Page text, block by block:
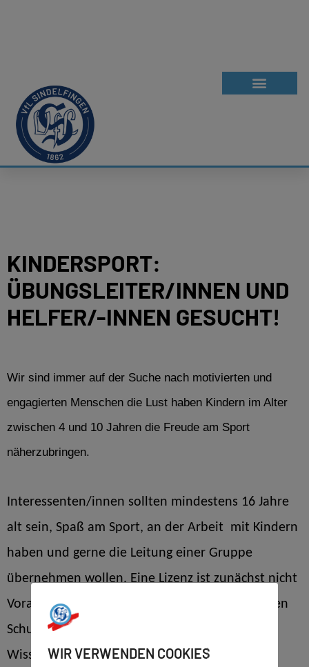
KINDERSPORT:
ÜBUNGSLEITER/INNEN UND
HELFER/-INNEN GESUCHT!
Wir sind immer auf der Suche nach motivierten und
engagierten Menschen die Lust haben Kindern im Alter
zwischen 4 und 10 Jahren die Freude am Sport
näherzubringen.
Interessenten/innen sollten mindestens 16 Jahre
alt sein, Spaß am Sport, an der Arbeit mit Kindern
haben und gerne die Leitung einer Gruppe
übernehmen wollen. Eine Lizenz ist zunächst nicht
Voraussetzung. Im Gespräch und in einer kleinen
Schulung werden wir das hierfür notwendige
Wissen vermitteln.
WIR VERWENDEN COOKIES